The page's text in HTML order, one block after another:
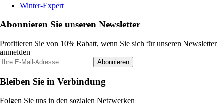
Winter-Expert
Abonnieren Sie unseren Newsletter
Profitieren Sie von 10% Rabatt, wenn Sie sich für unseren Newsletter
anmelden
Abonnieren
Bleiben Sie in Verbindung
Folgen Sie uns in den sozialen Netzwerken